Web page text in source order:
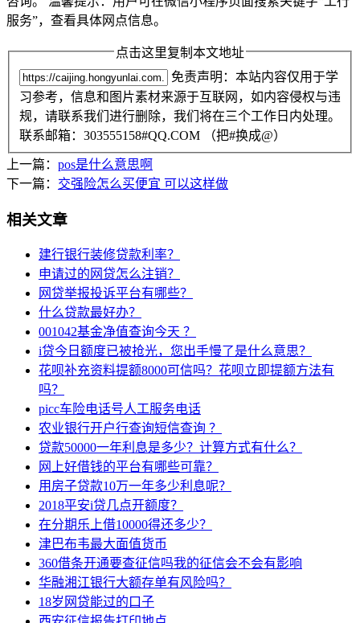
服务”，查看具体网点信息。
点击这里复制本文地址
免责声明：本站内容仅用于学
习参考，信息和图片素材来源于互联网，如内容侵权与违
规，请联系我们进行删除，我们将在三个工作日内处理。
联系邮箱：303555158#QQ.COM （把#换成@）
上一篇： pos是什么意思啊
下一篇： 交强险怎么买便宜 可以这样做
相关文章
建行银行装修贷款利率？
申请过的网贷怎么注销？
网贷举报投诉平台有哪些？
什么贷款最好办？
001042基金净值查询今天 ？
i贷今日额度已被抢光，您出手慢了是什么意思？
花呗补充资料提额8000可信吗？花呗立即提额方法有
吗？
picc车险电话号人工服务电话
农业银行开户行查询短信查询 ？
贷款50000一年利息是多少？计算方式有什么？
网上好借钱的平台有哪些可靠？
用房子贷款10万一年多少利息呢？
2018平安i贷几点开额度？
在分期乐上借10000得还多少？
津巴布韦最大面值货币
360借条开通要查征信吗我的征信会不会有影响
华融湘江银行大额存单有风险吗？
18岁网贷能过的口子